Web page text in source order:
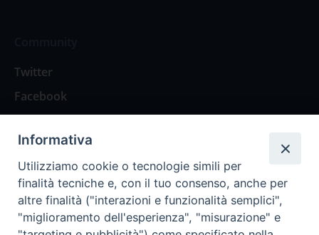
Twitter
Facebook
Contattaci
Spazio Lettori
Eventi
Informativa
Utilizziamo cookie o tecnologie simili per
finalità tecniche e, con il tuo consenso, anche per
altre finalità ("interazioni e funzionalità semplici",
"miglioramento dell'esperienza", "misurazione" e